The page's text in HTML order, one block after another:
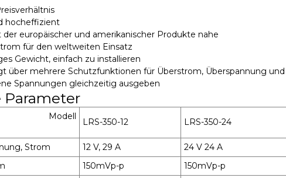
hocheffizient
europäischer und amerikanischer Produkte nahe
für den weltweiten Einsatz
Gewicht, einfach zu installieren
über mehrere Schutzfunktionen für Überstrom, Überspannung und
Spannungen gleichzeitig ausgeben
Parameter
Modell
LRS-350-12 LRS-350-24
Strom 12 V, 29 A 24 V 24 A
150mVp-p 150mVp-p